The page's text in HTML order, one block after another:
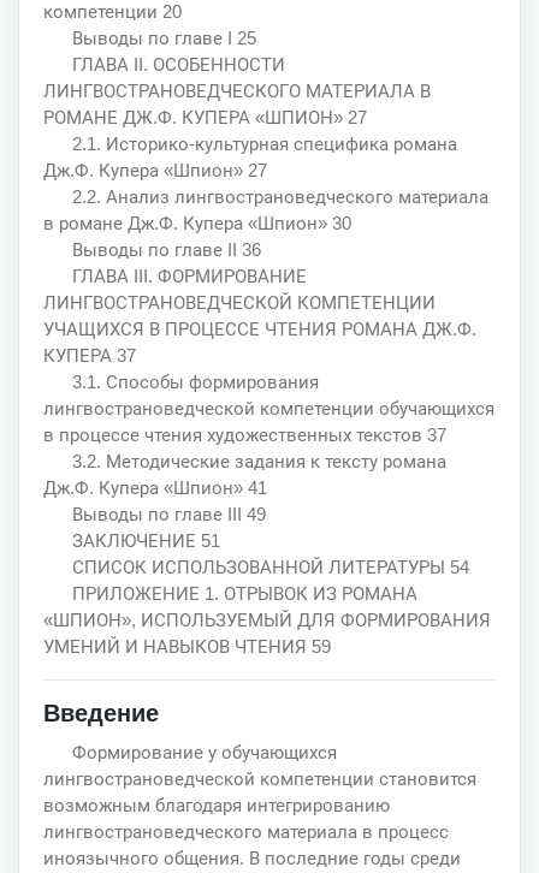
компетенции 20
Выводы по главе I 25
ГЛАВА II. ОСОБЕННОСТИ
ЛИНГВОСТРАНОВЕДЧЕСКОГО МАТЕРИАЛА В
РОМАНЕ ДЖ.Ф. КУПЕРА «ШПИОН» 27
2.1. Историко-культурная специфика романа
Дж.Ф. Купера «Шпион» 27
2.2. Анализ лингвострановедческого материала
в романе Дж.Ф. Купера «Шпион» 30
Выводы по главе II 36
ГЛАВА III. ФОРМИРОВАНИЕ
ЛИНГВОСТРАНОВЕДЧЕСКОЙ КОМПЕТЕНЦИИ
УЧАЩИХСЯ В ПРОЦЕССЕ ЧТЕНИЯ РОМАНА ДЖ.Ф.
КУПЕРА 37
3.1. Способы формирования
лингвострановедческой компетенции обучающихся
в процессе чтения художественных текстов 37
3.2. Методические задания к тексту романа
Дж.Ф. Купера «Шпион» 41
Выводы по главе III 49
ЗАКЛЮЧЕНИЕ 51
СПИСОК ИСПОЛЬЗОВАННОЙ ЛИТЕРАТУРЫ 54
ПРИЛОЖЕНИЕ 1. ОТРЫВОК ИЗ РОМАНА
«ШПИОН», ИСПОЛЬЗУЕМЫЙ ДЛЯ ФОРМИРОВАНИЯ
УМЕНИЙ И НАВЫКОВ ЧТЕНИЯ 59
Введение
Формирование у обучающихся
лингвострановедческой компетенции становится
возможным благодаря интегрированию
лингвострановедческого материала в процесс
иноязычного общения. В последние годы среди